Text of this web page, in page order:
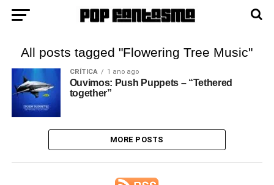
All posts tagged "Flowering Tree Music"
CRÍTICA 1 ano ago
Ouvimos: Push Puppets – “Tethered
together”
MORE POSTS